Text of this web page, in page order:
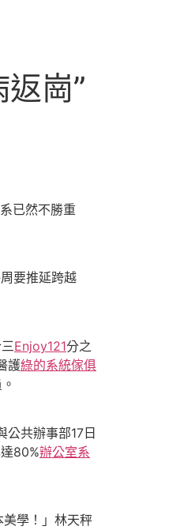
崗”
已然不勝重
要推延跨越
Enjoy121分之
護綠的系統傢俱
共辦事部17日
80%辦公室系
美學！」林天秤